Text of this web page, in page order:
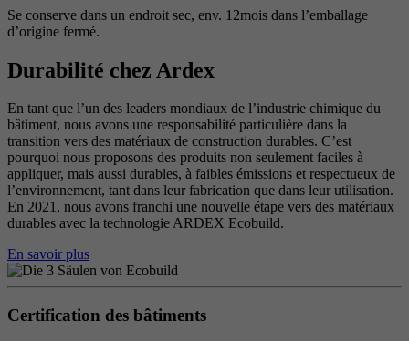
Se conserve dans un endroit sec, env. 12mois dans l’emballage
d’origine fermé.
Durabilité chez Ardex
En tant que l’un des leaders mondiaux de l’industrie chimique du
bâtiment, nous avons une responsabilité particulière dans la
transition vers des matériaux de construction durables. C’est
pourquoi nous proposons des produits non seulement faciles à
appliquer, mais aussi durables, à faibles émissions et respectueux de
l’environnement, tant dans leur fabrication que dans leur utilisation.
En 2021, nous avons franchi une nouvelle étape vers des matériaux
durables avec la technologie ARDEX Ecobuild.
En savoir plus
Certification des bâtiments